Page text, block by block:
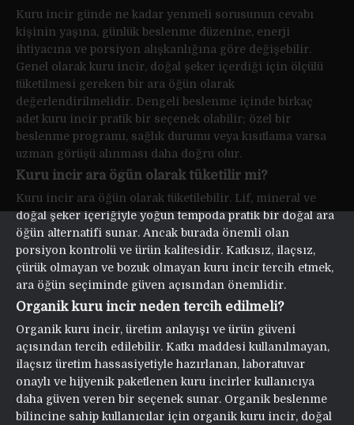
Kuru incir günde ne kadar yenmeli sorusunun cevabı
kişinin yaşına, günlük beslenme düzenine, enerji
ihtiyacına ve porsiyon alışkanlığına göre değişebilir.
Genel olarak kuru incir, doğal şeker içerdiği için ölçülü
tüketilmesi gereken bir ara öğün olarak
değerlendirilmelidir. Dengeli beslenme içinde birkaç
adet kuru incir pratik bir seçenek olabilir; özel bir
beslenme programı, sağlık durumu veya kısıtlama varsa
uzman görüşü alınması daha doğru olur.
Kuru incir ara öğün olarak tüketilir mi?
Kuru incir ara öğün olarak tüketilebilir. Lif, mineral ve
doğal şeker içeriğiyle yoğun tempoda pratik bir doğal ara
öğün alternatifi sunar. Ancak burada önemli olan
porsiyon kontrolü ve ürün kalitesidir. Katkısız, ilaçsız,
çürük olmayan ve bozuk olmayan kuru incir tercih etmek,
ara öğün seçiminde güven açısından önemlidir.
Organik kuru incir neden tercih edilmeli?
Organik kuru incir, üretim anlayışı ve ürün güveni
açısından tercih edilebilir. Katkı maddesi kullanılmayan,
ilaçsız üretim hassasiyetiyle hazırlanan, laboratuvar
onaylı ve hijyenik paketlenen kuru incirler kullanıcıya
daha güven veren bir seçenek sunar. Organik beslenme
bilincine sahip kullanıcılar için organik kuru incir, doğal